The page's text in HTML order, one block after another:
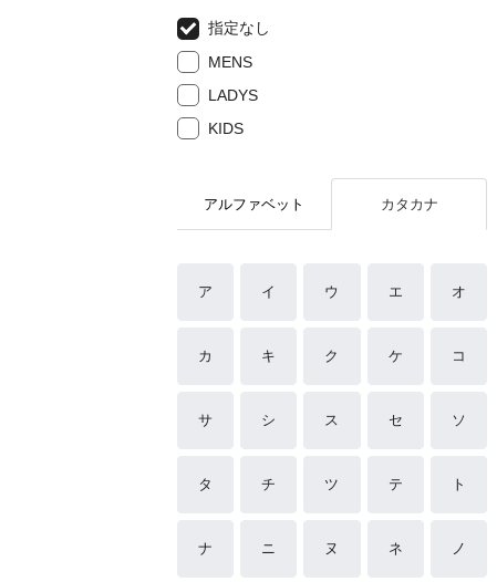
指定なし
MENS
LADYS
KIDS
アルファベット カタカナ
ア イ ウ エ オ
カ キ ク ケ コ
サ シ ス セ ソ
タ チ ツ テ ト
ナ ニ ヌ ネ ノ